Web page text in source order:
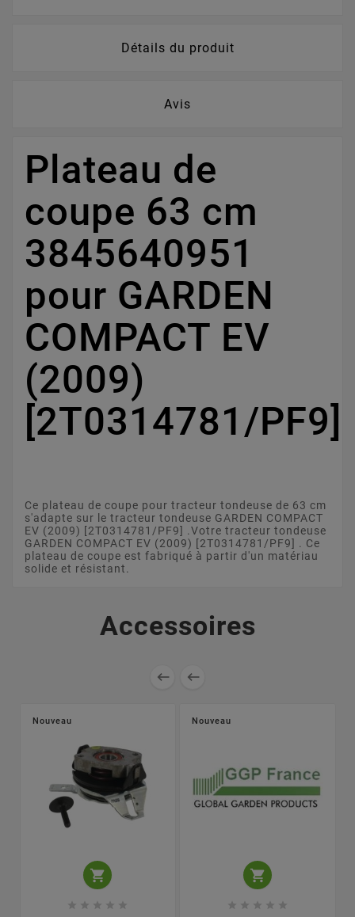
Détails du produit
Avis
Plateau de
coupe 63 cm
3845640951
pour GARDEN
COMPACT EV
(2009)
[2T0314781/PF9]
Ce plateau de coupe pour tracteur tondeuse de 63 cm
s'adapte sur le tracteur tondeuse GARDEN COMPACT
EV (2009) [2T0314781/PF9] .Votre tracteur tondeuse
GARDEN COMPACT EV (2009) [2T0314781/PF9] . Ce
plateau de coupe est fabriqué à partir d'un matériau
solide et résistant.
Accessoires
 
Nouveau

    
Nouveau

    